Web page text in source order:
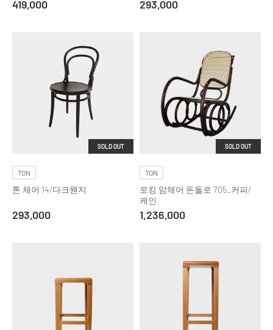
419,000 293,000
SOLD OUT
TON
톤 체어 14/다크웬지
293,000
SOLD OUT
TON
로킹 암체어 돈돌로 705_커피/
케인
1,236,000